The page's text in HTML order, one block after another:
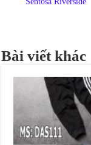
Bài viết khác